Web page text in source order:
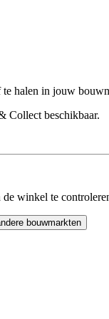
te halen in jouw
Collect beschikbaar.
winkel te
bouwmarkten